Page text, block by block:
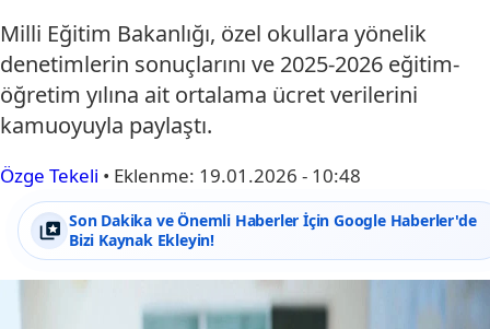
Milli Eğitim Bakanlığı, özel okullara yönelik
denetimlerin sonuçlarını ve 2025-2026 eğitim-
öğretim yılına ait ortalama ücret verilerini
kamuoyuyla paylaştı.
Özge Tekeli • Eklenme: 19.01.2026 - 10:48
Son Dakika ve Önemli Haberler İçin Google Haberler'de
Bizi Kaynak Ekleyin!